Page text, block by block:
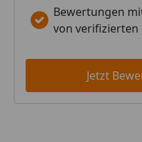
Bewertungen
von verifizierten
Jetzt